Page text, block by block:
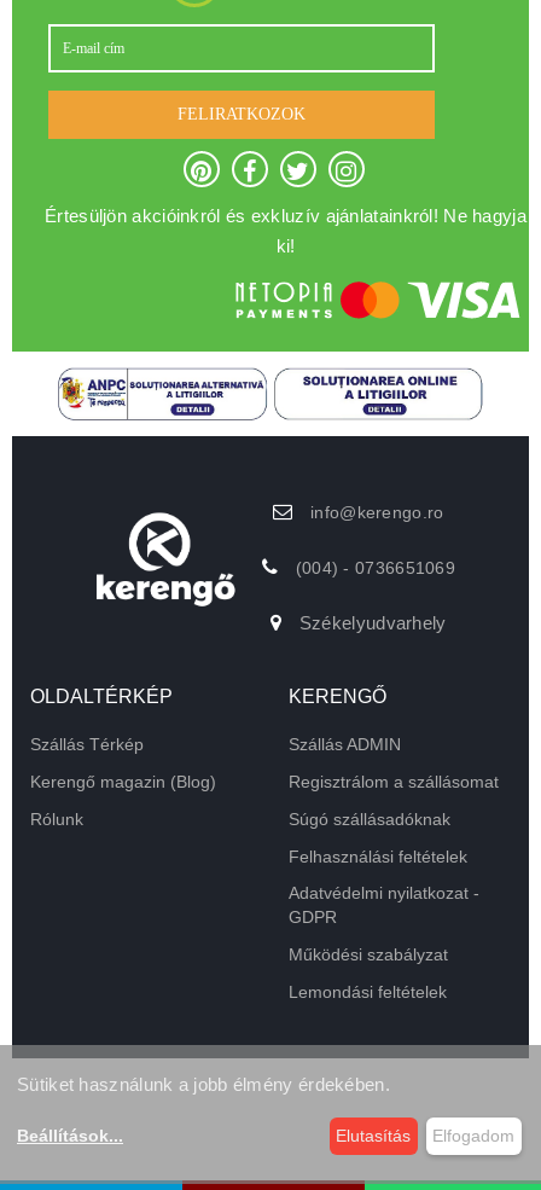
FELIRATKOZOK
Értesüljön akcióinkról és exkluzív ajánlatainkról! Ne hagyja
ki!
info@kerengo.ro
(004) - 0736651069
Székelyudvarhely
OLDALTÉRKÉP
Szállás Térkép
Kerengő magazin (Blog)
Rólunk
KERENGŐ
Szállás ADMIN
Regisztrálom a szállásomat
Súgó szállásadóknak
Felhasználási feltételek
Adatvédelmi nyilatkozat -
GDPR
Működési szabályzat
Lemondási feltételek
Sütiket használunk a jobb élmény érdekében.
Beállítások... Elutasítás Elfogadom